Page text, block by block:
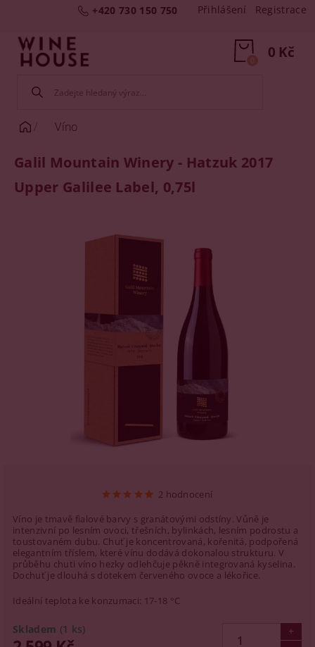
+420 730 150 750 Přihlášení Registrace
0 Kč
0
Víno
Galil Mountain Winery - Hatzuk 2017
Upper Galilee Label, 0,75l
2 hodnocení
Víno je tmavě fialové barvy s granátovými odstíny. Vůně je
intenzivní po lesním ovoci, třešních, bylinkách, lesním podrostu a
toustovaném dubu. Chuť je koncentrovaná, kořenitá, podpořená
elegantním tříslem, které vínu dodává dokonalou strukturu. V
průběhu chuti víno hezky odlehčuje pěkně integrovaná kyselina.
Dochuť je dlouhá s dotekem červeného ovoce a lékořice.
Ideální teplota ke konzumaci: 17-18 °C
Skladem (1 ks)